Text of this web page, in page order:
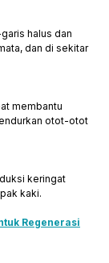
halus dan
dan di sekitar
membantu
otot-otot
keringat
kaki.
Regenerasi